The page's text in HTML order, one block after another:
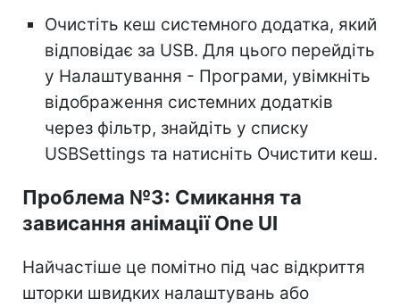
Очистіть кеш системного додатка, який
відповідає за USB. Для цього перейдіть
у Налаштування - Програми, увімкніть
відображення системних додатків
через фільтр, знайдіть у списку
USBSettings та натисніть Очистити кеш.
Проблема №3: Смикання та
зависання анімації One UI
Найчастіше це помітно під час відкриття
шторки швидких налаштувань або